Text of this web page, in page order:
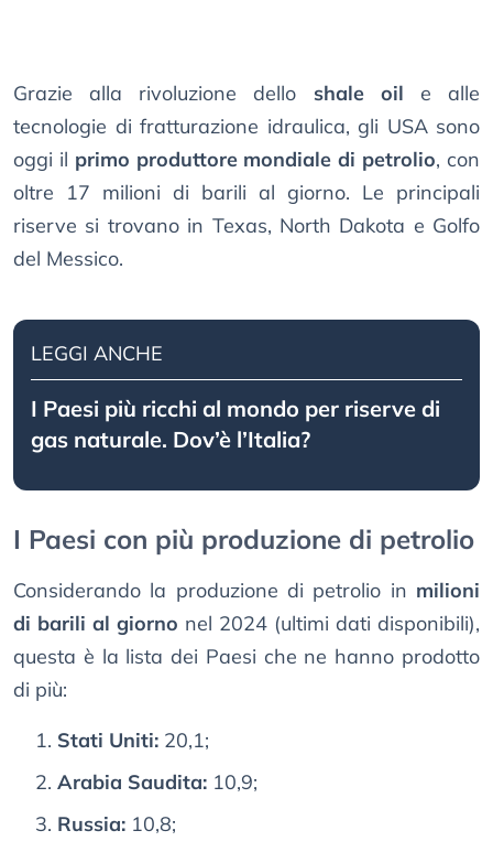
Grazie alla rivoluzione dello shale oil e alle
tecnologie di fratturazione idraulica, gli USA sono
oggi il primo produttore mondiale di petrolio, con
oltre 17 milioni di barili al giorno. Le principali
riserve si trovano in Texas, North Dakota e Golfo
del Messico.
LEGGI ANCHE
I Paesi più ricchi al mondo per riserve di
gas naturale. Dov’è l’Italia?
I Paesi con più produzione di petrolio
Considerando la produzione di petrolio in milioni
di barili al giorno nel 2024 (ultimi dati disponibili),
questa è la lista dei Paesi che ne hanno prodotto
di più:
Stati Uniti: 20,1;
Arabia Saudita: 10,9;
Russia: 10,8;